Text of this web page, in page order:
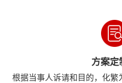
方案定
根据当事人诉请和目的，化繁